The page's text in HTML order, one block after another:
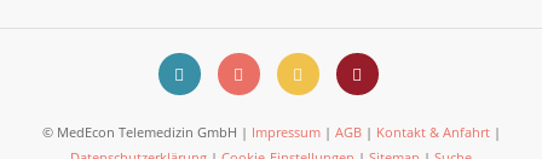
© MedEcon Telemedizin GmbH | Impressum| AGB| Kontakt & Anfahrt|